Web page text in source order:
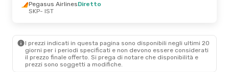
Pegasus AirlinesDiretto
IST- SKP
Mar 15 Set- Ven 18 Set
Pegasus AirlinesDiretto
SKP- IST
Pegasus AirlinesDiretto
IST- SKP
Pegasus AirlinesDiretto
SKP- IST
I prezzi indicati in questa pagina sono disponibili negli ultimi 20
giorni per i periodi specificati e non devono essere considerati
il ​​prezzo finale offerto. Si prega di notare che disponibilità e
prezzi sono soggetti a modifiche.